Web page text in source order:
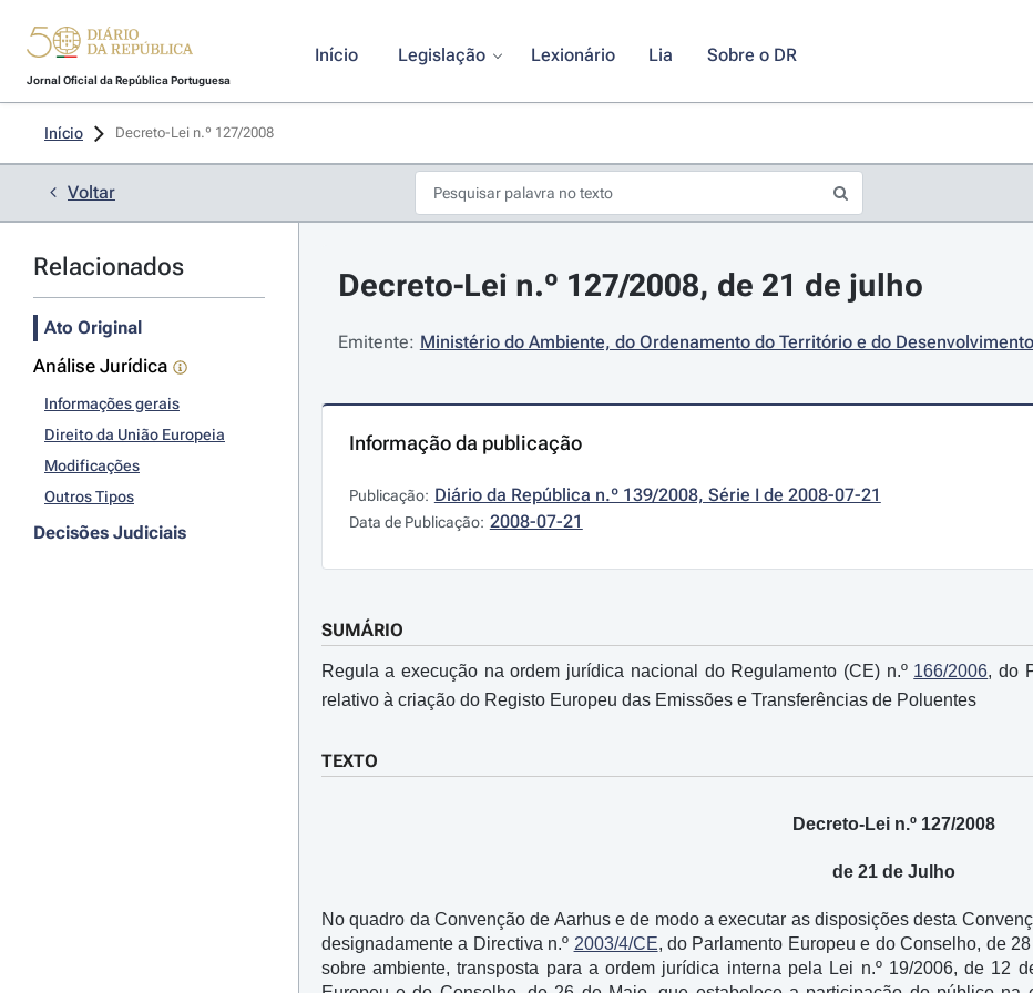
Jornal Oficial da República Portuguesa
Início Legislação Lexionário Lia Sobre o DR
Início Decreto-Lei n.º 127/2008
Voltar
Relacionados
Ato Original
Análise Jurídica
Informações gerais
Direito da União Europeia
Modificações
Outros Tipos
Decisões Judiciais
Decreto-Lei n.º 127/2008, de 21 de julho
Emitente: Ministério do Ambiente, do Ordenamento do Território e do
Informação da publicação
Publicação: Diário da República n.º 139/2008, Série I de 2008-07-21
Data de Publicação: 2008-07-21
SUMÁRIO
Regula a execução na ordem jurídica nacional do Regulamento (CE) n.º 166/2006, do
relativo à criação do Registo Europeu das Emissões e Transferências de Poluentes
TEXTO
Decreto-Lei n.º 127/2008
de 21 de Julho
No quadro da Convenção de Aarhus e de modo a executar as disposições desta
designadamente a Directiva n.º 2003/4/CE, do Parlamento Europeu e do Conselho, de
sobre ambiente, transposta para a ordem jurídica interna pela Lei n.º 19/2006, de 12